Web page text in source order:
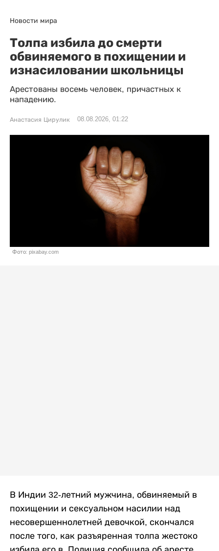
Новости мира
Толпа избила до смерти
обвиняемого в похищении и
изнасиловании школьницы
Арестованы восемь человек, причастных к
нападению.
Анастасия Цирулик 08.08.2026, 01:22
Фото: pixabay.com
В Индии 32-летний мужчина, обвиняемый в
похищении и сексуальном насилии над
несовершеннолетней девочкой, скончался
после того, как разъяренная толпа жестоко